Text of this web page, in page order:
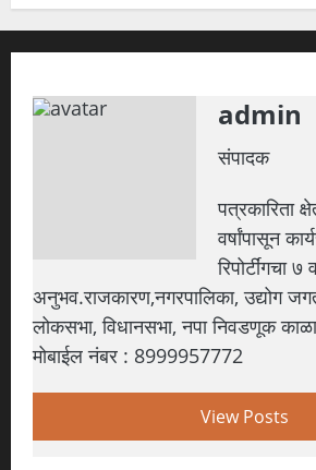
admin
संपादक
पत्रकारिता
वर्षांपासून
रिपोर्टींगचा ७
अनुभव.राजकारण,नगरपालिका, उद्योग
लोकसभा, विधानसभा, नपा निवडणूक
मोबाईल नंबर : 8999957772
View Posts